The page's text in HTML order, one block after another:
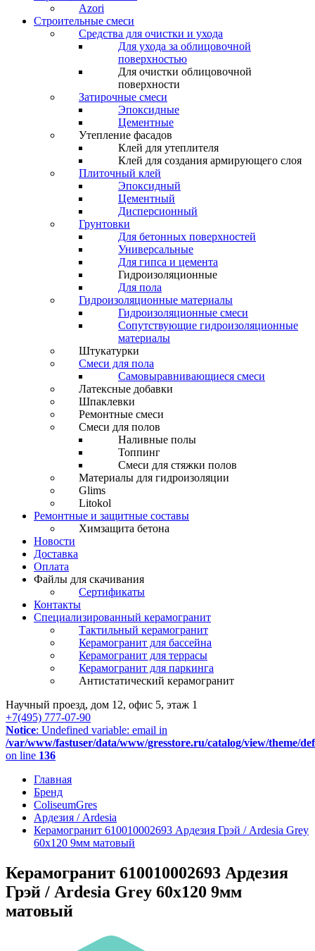
Azori
Строительные смеси
Средства для очистки и ухода
Для ухода за облицовочной
поверхностью
Для очистки облицовочной
поверхности
Затирочные смеси
Эпоксидные
Цементные
Утепление фасадов
Клей для утеплителя
Клей для создания армирующего слоя
Плиточный клей
Эпоксидный
Цементный
Дисперсионный
Грунтовки
Для бетонных поверхностей
Универсальные
Для гипса и цемента
Гидроизоляционные
Для пола
Гидроизоляционные материалы
Гидроизоляционные смеси
Сопутствующие гидроизоляционные
материалы
Штукатурки
Смеси для пола
Самовыравнивающиеся смеси
Латексные добавки
Шпаклевки
Ремонтные смеси
Смеси для полов
Наливные полы
Топпинг
Смеси для стяжки полов
Материалы для гидроизоляции
Glims
Litokol
Ремонтные и защитные составы
Химзащита бетона
Новости
Доставка
Оплата
Файлы для скачивания
Сертификаты
Контакты
Специализированный керамогранит
Тактильный керамогранит
Керамогранит для бассейна
Керамогранит для террасы
Керамогранит для паркинга
Антистатический керамогранит
Научный проезд, дом 12, офис 5, этаж 1
+7(495) 777-07-90
Notice: Undefined variable: email in
/var/www/fastuser/data/www/gresstore.ru/catalog/view/theme/
on line 136
Главная
Бренд
ColiseumGres
Ардезия / Ardesia
Керамогранит 610010002693 Ардезия Грэй / Ardesia Grey
60x120 9мм матовый
Керамогранит 610010002693 Ардезия
Грэй / Ardesia Grey 60x120 9мм
матовый